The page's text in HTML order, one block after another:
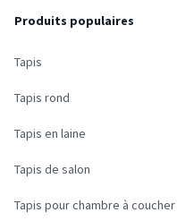
Produits populaires
Tapis
Tapis rond
Tapis en laine
Tapis de salon
Tapis pour chambre à coucher